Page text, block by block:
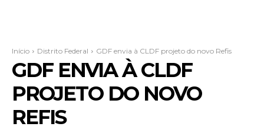
Início Distrito Federal GDF envia à CLDF projeto do novo Refis
GDF ENVIA À CLDF
PROJETO DO NOVO
REFIS